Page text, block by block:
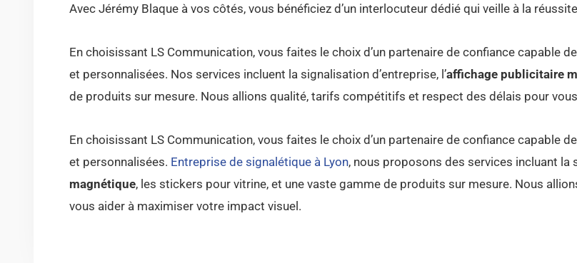
Avec Jérémy Blaque à vos côtés, vous bénéficiez d’un interlocuteur dédié qui veille à la
En choisissant LS Communication, vous faites le choix d’un partenaire de confiance capable
et personnalisées. Nos services incluent la signalisation d’entreprise, l’affichage publicitaire
de produits sur mesure. Nous allions qualité, tarifs compétitifs et respect des délais pour
En choisissant LS Communication, vous faites le choix d’un partenaire de confiance capable
et personnalisées. Entreprise de signalétique à Lyon, nous proposons des services incluant la
magnétique, les stickers pour vitrine, et une vaste gamme de produits sur mesure. Nous
vous aider à maximiser votre impact visuel.